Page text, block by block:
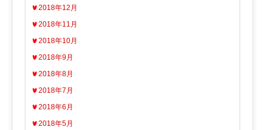
2018年12月
2018年11月
2018年10月
2018年9月
2018年8月
2018年7月
2018年6月
2018年5月